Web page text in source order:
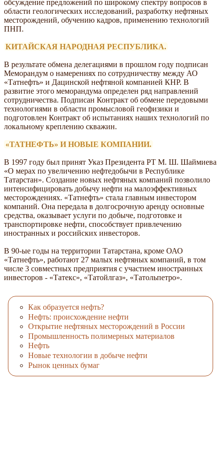
обсуждение предложений по широкому спектру вопросов в
области геологических исследований, разработку нефтяных
месторождений, обучению кадров, применению технологий
ПНП.
КИТАЙСКАЯ НАРОДНАЯ РЕСПУБЛИКА.
В результате обмена делегациями в прошлом году подписан
Меморандум о намерениях по сотрудничеству между АО
«Татнефть» и Дацинской нефтяной компанией КНР. В
развитие этого меморандума определен ряд направлений
сотрудничества. Подписан Контракт об обмене передовыми
технологиями в области промысловой геофизики и
подготовлен Контракт об испытаниях наших технологий по
локальному креплению скважин.
«ТАТНЕФТЬ» И НОВЫЕ КОМПАНИИ.
В 1997 году был принят Указ Президента РТ М. Ш. Шаймиева
«О мерах по увеличению нефтедобычи в Республике
Татарстан». Создание новых нефтяных компаний позволило
интенсифицировать добычу нефти на малоэффективных
месторождениях. «Татнефть» стала главным инвестором
компаний. Она передала в долгосрочную аренду основные
средства, оказывает услуги по добыче, подготовке и
транспортировке нефти, способствует привлечению
иностранных и российских инвесторов.
В 90-ые годы на территории Татарстана, кроме ОАО
«Татнефть», работают 27 малых нефтяных компаний, в том
числе 3 совместных предприятия с участием иностранных
инвесторов - «Татекс», «Татойлгаз», «Татольпетро».
Как образуется нефть?
Нефть: происхождение нефти
Открытие нефтяных месторождений в России
Промышленность полимерных материалов
Нефть
Новые технологии в добыче нефти
Рынок ценных бумаг